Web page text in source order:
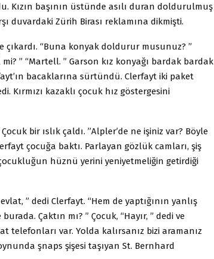
Kızın başının üstünde asılı duran doldurulmuş
duvardaki Zürih Birası reklamına dikmişti.
çıkardı. “Buna konyak doldurur musunuz? ”
” “Martell. ” Garson kız konyağı bardak bardak
bacaklarına sürtündü. Clerfayt iki paket
Kırmızı kazaklı çocuk hız göstergesini
bir ıslık çaldı. ’’Alpler’de ne işiniz var? Böyle
çocuğa baktı. Parlayan gözlük camları, şiş
hüznü yerini yeniyetmeliğin getirdiği
” dedi Clerfayt. “Hem de yaptığının yanlış
Çaktın mı? ” Çocuk, “Hayır, ” dedi ve
telefonları var. Yolda kalırsanız bizi aramanız
şnaps şişesi taşıyan St. Bernhard